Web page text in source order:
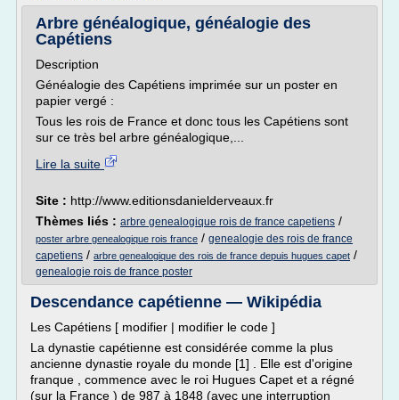
Arbre généalogique, généalogie des
Capétiens
Description
Généalogie des Capétiens imprimée sur un poster en
papier vergé :
Tous les rois de France et donc tous les Capétiens sont
sur ce très bel arbre généalogique,...
Lire la suite
Site : http://www.editionsdanielderveaux.fr
Thèmes liés : arbre genealogique rois de france capetiens /
poster arbre genealogique rois france / genealogie des rois de france
capetiens / arbre genealogique des rois de france depuis hugues capet /
genealogie rois de france poster
Descendance capétienne — Wikipédia
Les Capétiens [ modifier | modifier le code ]
La dynastie capétienne est considérée comme la plus
ancienne dynastie royale du monde [1] . Elle est d'origine
franque , commence avec le roi Hugues Capet et a régné
(sur la France ) de 987 à 1848 (avec une interruption